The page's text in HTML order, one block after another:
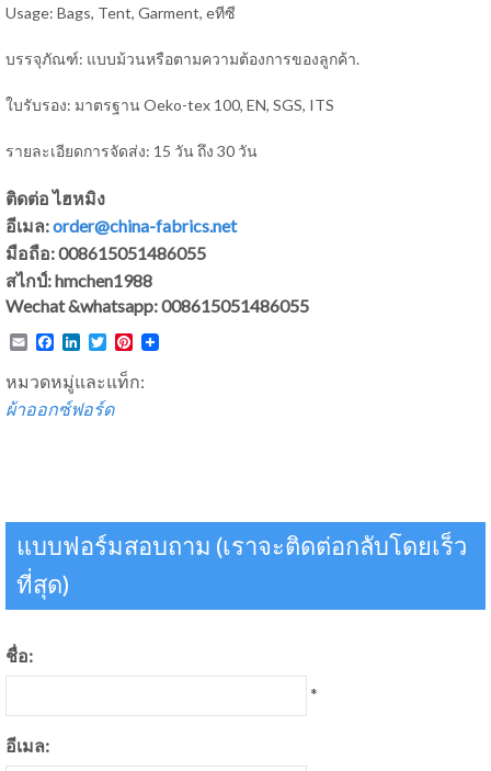
Usage: Bags, Tent, Garment, eทีซี
บรรจุภัณฑ์: แบบม้วนหรือตามความต้องการของลูกค้า.
ใบรับรอง: มาตรฐาน Oeko-tex 100, EN, SGS, ITS
รายละเอียดการจัดส่ง: 15 วัน ถึง 30 วัน
ติดต่อ ไฮหมิง
อีเมล:order@china-fabrics.net
มือถือ: 008615051486055
สไกป์: hmchen1988
Wechat &whatsapp: 008615051486055
EmailFacebook
LinkedIn
TwitterPinterest
หมวดหมู่และแท็ก:
ผ้าออกซ์ฟอร์ด
แบบฟอร์มสอบถาม (เราจะติดต่อกลับโดยเร็ว
ที่สุด)
ชื่อ:
*
อีเมล: